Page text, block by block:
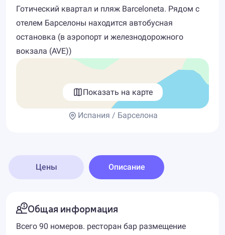
Готический квартал и пляж Barceloneta. Рядом с
отелем Барселоны находится автобусная
остановка (в аэропорт и железнодорожного
вокзала (AVE))
Показать на карте
Испания / Барселона
Цены Описание
Общая информация
Всего 90 номеров. ресторан бар размещение